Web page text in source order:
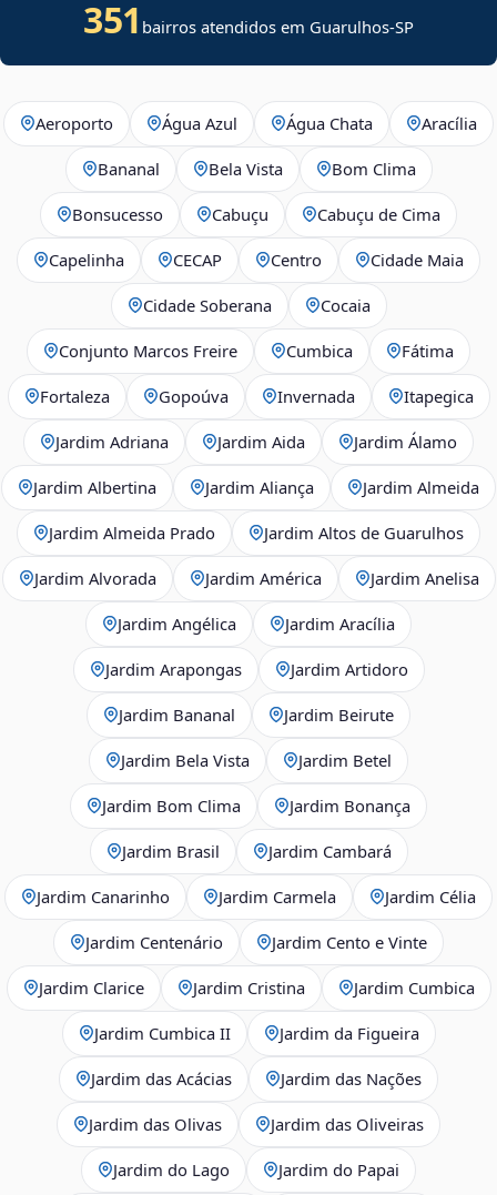
351 bairros atendidos em Guarulhos-SP
Aeroporto Água Azul Água Chata Aracília
Bananal Bela Vista Bom Clima
Bonsucesso Cabuçu Cabuçu de Cima
Capelinha CECAP Centro Cidade Maia
Cidade Soberana Cocaia
Conjunto Marcos Freire Cumbica Fátima
Fortaleza Gopoúva Invernada Itapegica
Jardim Adriana Jardim Aida Jardim Álamo
Jardim Albertina Jardim Aliança Jardim Almeida
Jardim Almeida Prado Jardim Altos de Guarulhos
Jardim Alvorada Jardim América Jardim Anelisa
Jardim Angélica Jardim Aracília
Jardim Arapongas Jardim Artidoro
Jardim Bananal Jardim Beirute
Jardim Bela Vista Jardim Betel
Jardim Bom Clima Jardim Bonança
Jardim Brasil Jardim Cambará
Jardim Canarinho Jardim Carmela Jardim Célia
Jardim Centenário Jardim Cento e Vinte
Jardim Clarice Jardim Cristina Jardim Cumbica
Jardim Cumbica II Jardim da Figueira
Jardim das Acácias Jardim das Nações
Jardim das Olivas Jardim das Oliveiras
Jardim do Lago Jardim do Papai